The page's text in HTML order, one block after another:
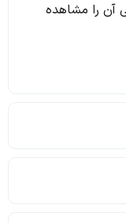
آن را مشاهده